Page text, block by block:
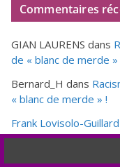
Commentaires
GIAN LAURENS dans
de « blanc de merde »
Bernard_H dans
« blanc de merde » !
Frank Lovisolo-Guillard
des mondes » ou «
Gerard Ponthieudans